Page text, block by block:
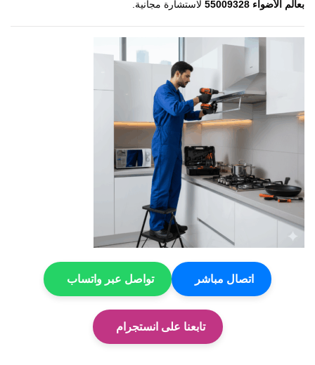
بعالم الأضواء 55009328
لاستشارة مجانية.
اتصال مباشر تواصل عبر واتساب
تابعنا على انستجرام